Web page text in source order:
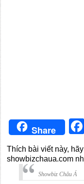
Share
Thích bài viết này,
showbizchaua.com
Showbiz Châu Á